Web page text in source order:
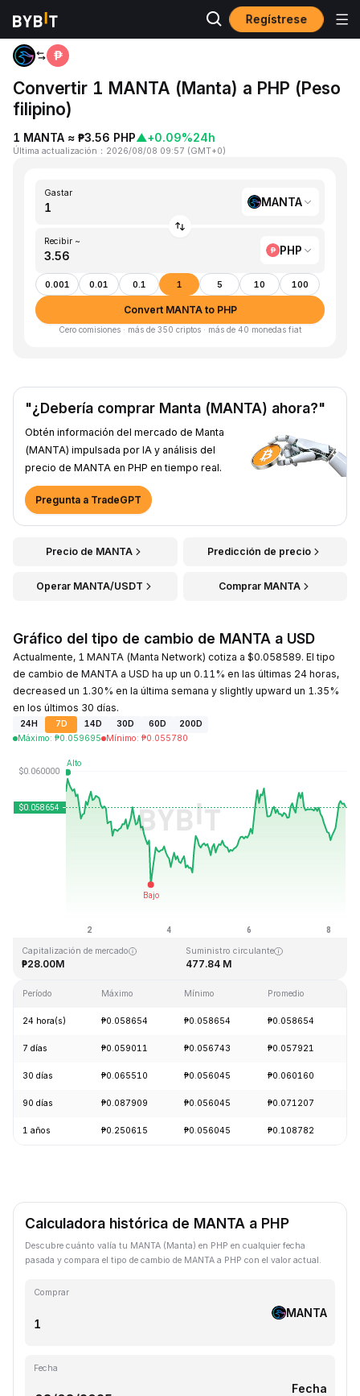
Regístrese
Inicio MANTA to PHP
Convertir 1 MANTA (Manta) a PHP (Peso
filipino)
1 MANTA ≈ ₱3.56 PHP▲+0.09%24h
Última actualización ： 2026/08/08 09:57 (GMT+0)
Gastar
MANTA
Recibir ~
PHP
0.001 0.01 0.1 1 5 10 100
Convert MANTA to PHP
Cero comisiones · más de 350 criptos · más de 40 monedas fiat
"¿Debería comprar Manta (MANTA) ahora?"
Obtén información del mercado de Manta
(MANTA) impulsada por IA y análisis del
precio de MANTA en PHP en tiempo real.
Pregunta a TradeGPT
Precio de MANTA Predicción de precio
Operar MANTA/USDT Comprar MANTA
Gráfico del tipo de cambio de MANTA a USD
Actualmente, 1 MANTA (Manta Network) cotiza a $0.058589. El tipo
de cambio de MANTA a USD ha up un 0.11% en las últimas 24 horas,
decreased un 1.30% en la última semana y slightly upward un 1.35%
en los últimos 30 días.
24H 7D 14D 30D 60D
200D
Máximo: ₱0.059695 Mínimo: ₱0.055780
Última actualización: 2026-08-08, 09:57 GMT+0
Capitalización de mercado
₱28.00M
Suministro circulante
477.84 M
Período Máximo Mínimo Promedio
24 hora(s) ₱0.058654 ₱0.058654 ₱0.058654
7 días ₱0.059011 ₱0.056743 ₱0.057921
30 días ₱0.065510 ₱0.056045 ₱0.060160
90 días ₱0.087909 ₱0.056045 ₱0.071207
1 años ₱0.250615 ₱0.056045 ₱0.108782
Calculadora histórica de MANTA a PHP
Descubre cuánto valía tu MANTA (Manta) en PHP en cualquier fecha
pasada y compara el tipo de cambio de MANTA a PHP con el valor actual.
Comprar
MANTA
Fecha
Fecha